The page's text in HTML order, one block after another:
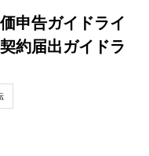
申告ガイドライ
約届出ガイドラ